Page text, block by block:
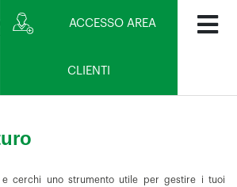
ACCESSO AREA
CLIENTI
cerchi uno strumento utile per gestire i tuoi